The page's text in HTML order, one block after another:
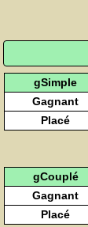
gSimple
Gagnant
Placé
gCouplé
Gagnant
Placé